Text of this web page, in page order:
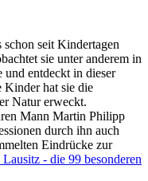
seit Kindertagen
sie unter anderem in
und entdeckt in dieser
Kinder hat sie die
Natur erweckt.
Mann Martin Philipp
durch ihn auch
Eindrücke zur
- die 99 besonderen